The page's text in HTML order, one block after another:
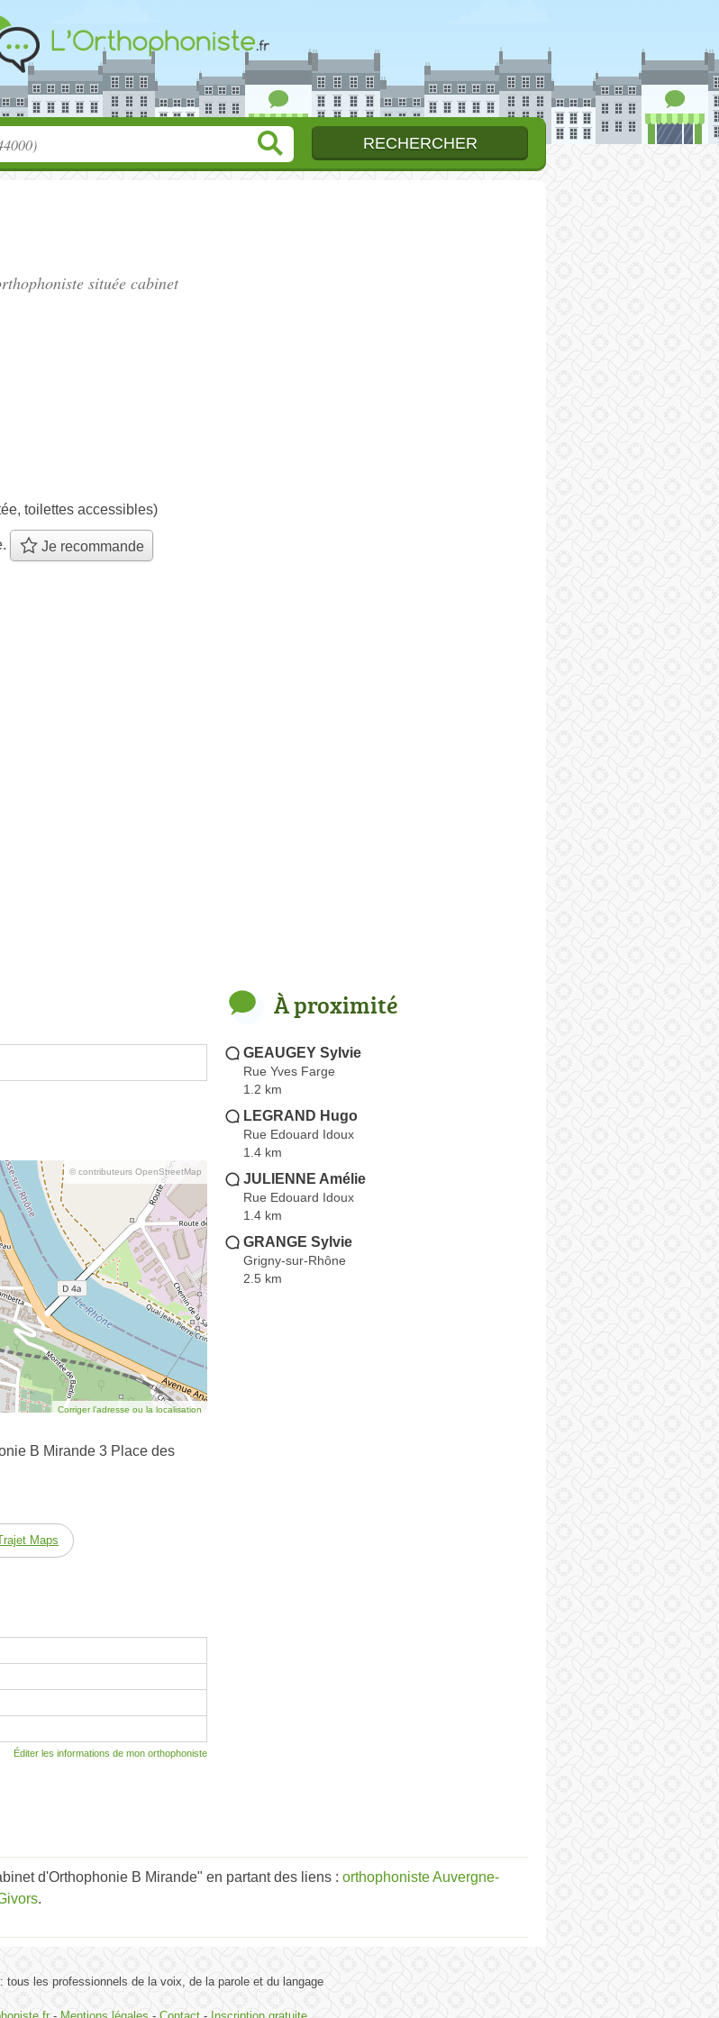
située cabinet
toilettes accessibles)
Je recommande
© contributeurs OpenStreetMap
Corriger l’adresse ou la localisation
B Mirande 3 Place des
Maps
Éditer les informations de mon orthophoniste
À proximité
GEAUGEY Sylvie
Rue Yves Farge
1.2 km
LEGRAND Hugo
Rue Edouard Idoux
1.4 km
JULIENNE Amélie
Rue Edouard Idoux
1.4 km
GRANGE Sylvie
Grigny-sur-Rhône
2.5 km
d'Orthophonie B Mirande" en partant des liens : orthophoniste Auvergne-
.
tous les professionnels de la voix, de la parole et du langage